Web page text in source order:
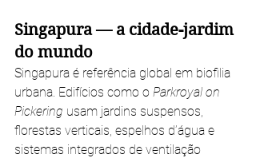
Singapura — a cidade-jardim
do mundo
Singapura é referência global em biofilia
urbana. Edifícios como o Parkroyal on
Pickering usam jardins suspensos,
florestas verticais, espelhos d’água e
sistemas integrados de ventilação